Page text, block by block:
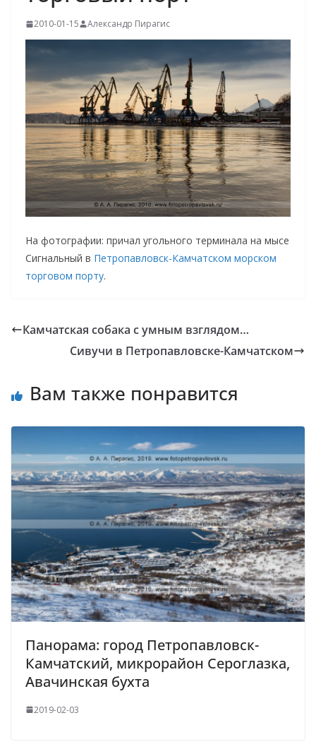
2010-01-15 Александр Пирагис
На фотографии: причал угольного терминала на мысе
Сигнальный в Петропавловск-Камчатском морском
торговом порту.
Камчатская собака с умным взглядом…
Сивучи в Петропавловске-Камчатском
Вам также понравится
Панорама: город Петропавловск-
Камчатский, микрорайон Сероглазка,
Авачинская бухта
2019-02-03